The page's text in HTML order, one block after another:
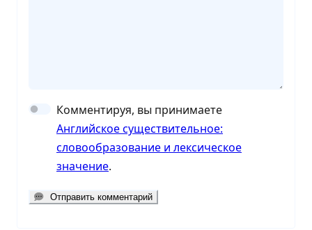
Комментируя, вы принимаете
Английское существительное:
словообразование и лексическое
значение.
Отправить комментарий